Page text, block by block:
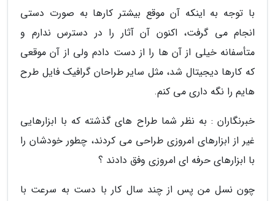
با توجه به اینکه آن موقع بیشتر کارها به صورت دستی
انجام می گرفت، اکنون آن آثار را در دسترس ندارم و
متأسفانه خیلی از آن ها را از دست دادم ولی از آن موقعی
که کارها دیجیتال شد، مثل سایر طراحان گرافیک فایل طرح
هایم را نگه داری می کنم.
خبرنگاران : به نظر شما طراح های گذشته که با ابزارهایی
غیر از ابزارهای امروزی طراحی می کردند، چطور خودشان را
با ابزارهای حرفه ای امروزی وفق دادند ؟
چون نسل من پس از چند سال کار با دست به سرعت با